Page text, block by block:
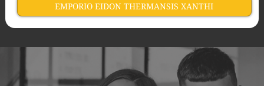
EMPORIO EIDON THERMANSIS XANTHI